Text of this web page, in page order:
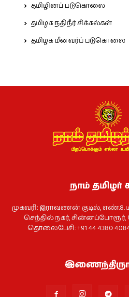
தமிழினப் படுகொலை
தமிழக நதிநீர் சிக்கல்கள்
தமிழக மீனவர்ப் படுகொலை
நாம் தமிழர்
முகவரி: இராவணன் குடில்,
செந்தில் நகர், சின்னப்போரூர்,
தொலைபேசி: +91 44 4380